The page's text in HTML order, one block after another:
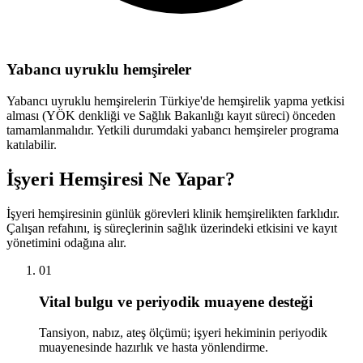
Yabancı uyruklu hemşireler
Yabancı uyruklu hemşirelerin Türkiye'de hemşirelik yapma yetkisi
alması (YÖK denkliği ve Sağlık Bakanlığı kayıt süreci) önceden
tamamlanmalıdır. Yetkili durumdaki yabancı hemşireler programa
katılabilir.
İşyeri Hemşiresi Ne Yapar?
İşyeri hemşiresinin günlük görevleri klinik hemşirelikten farklıdır.
Çalışan refahını, iş süreçlerinin sağlık üzerindeki etkisini ve kayıt
yönetimini odağına alır.
01
Vital bulgu ve periyodik muayene desteği
Tansiyon, nabız, ateş ölçümü; işyeri hekiminin periyodik
muayenesinde hazırlık ve hasta yönlendirme.